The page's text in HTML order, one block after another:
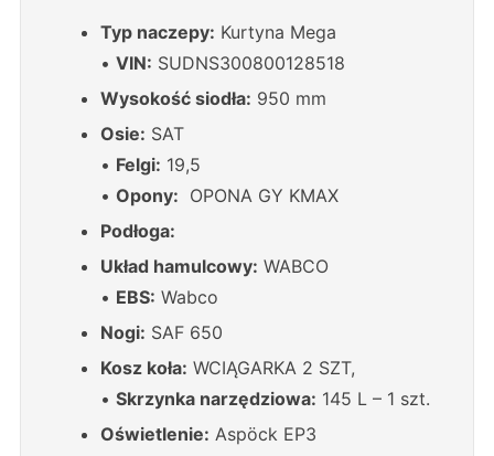
Typ naczepy: Kurtyna Mega
• VIN: SUDNS300800128518
Wysokość siodła: 950 mm
Osie: SAT
• Felgi: 19,5
• Opony: OPONA GY KMAX
Podłoga:
Układ hamulcowy: WABCO
• EBS: Wabco
Nogi: SAF 650
Kosz koła: WCIĄGARKA 2 SZT,
• Skrzynka narzędziowa: 145 L – 1 szt.
Oświetlenie: Aspöck EP3